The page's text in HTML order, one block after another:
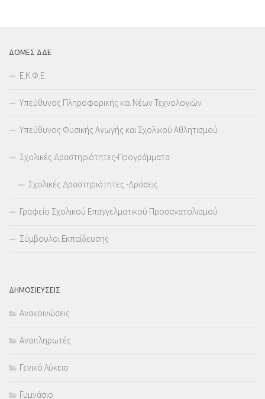
ΔΟΜΕΣ ΔΔΕ
Ε.Κ.Φ.Ε.
Υπεύθυνος Πληροφορικής και Νέων Τεχνολογιών
Υπεύθυνος Φυσικής Αγωγής και Σχολικού Αθλητισμού
Σχολικές Δραστηριότητες-Προγράμματα
Σχολικές Δραστηριότητες -Δράσεις
Γραφείο Σχολικού Επαγγελματικού Προσανατολισμού
Σύμβουλοι Εκπαίδευσης
ΔΗΜΟΣΙΕΥΣΕΙΣ
Ανακοινώσεις
Αναπληρωτές
Γενικό Λύκειο
Γυμνάσιο